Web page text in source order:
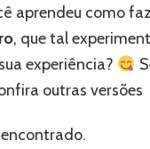
aprendeu como
, que tal
experiência?
outras versões